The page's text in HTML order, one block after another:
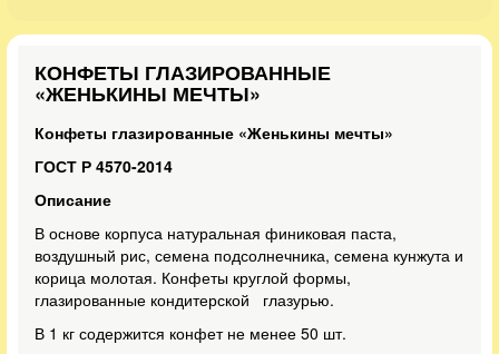
КОНФЕТЫ ГЛАЗИРОВАННЫЕ
«ЖЕНЬКИНЫ МЕЧТЫ»
Конфеты глазированные «Женькины мечты»
ГОСТ Р 4570-2014
Описание
В основе корпуса натуральная финиковая паста,
воздушный рис, семена подсолнечника, семена кунжута и
корица молотая. Конфеты круглой формы,
глазированные кондитерской глазурью.
В 1 кг содержится конфет не менее 50 шт.